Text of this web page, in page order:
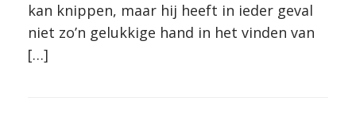
kan knippen, maar hij heeft in ieder geval
niet zo’n gelukkige hand in het vinden van
[…]